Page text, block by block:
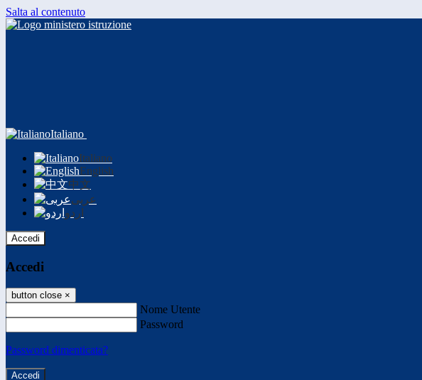
Salta al contenuto
Italiano
Italiano
English
中文
عربى
اردو
Accedi
Accedi
button close ×
Nome Utente
Password
Password dimenticata?